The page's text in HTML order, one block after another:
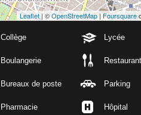
Leaflet| ©OpenStreetMap|Foursquare
Collège Lycée
Boulangerie Restaurant
Bureaux de poste Parking
Pharmacie Hôpital